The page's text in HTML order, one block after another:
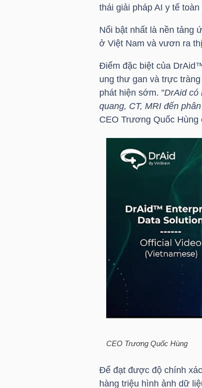
thái giải pháp AI y tế toàn
Nổi bật nhất là nền tảng
ở Việt Nam và vươn ra
Điểm đặc biệt của
ung thư gan và trực
phát hiện sớm. "DrAid có
quang, CT, MRI đến
CEO Trương Quốc Hùng
CEO Trương Quốc Hùng
Để đạt được độ chính
hàng triệu hình ảnh dữ